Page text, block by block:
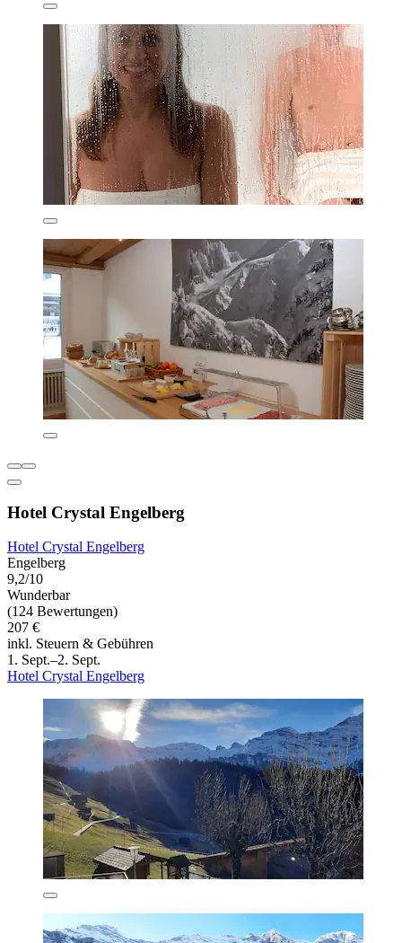
Hotel Crystal Engelberg
Hotel Crystal Engelberg
Engelberg
9,2/10
Wunderbar
(124 Bewertungen)
207 €
inkl. Steuern & Gebühren
1. Sept.–2. Sept.
Hotel Crystal Engelberg